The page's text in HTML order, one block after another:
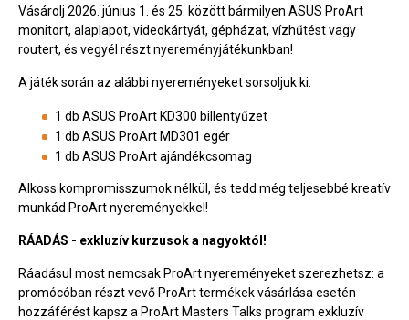
Vásárolj 2026. június 1. és 25. között bármilyen ASUS ProArt
monitort, alaplapot, videokártyát, gépházat, vízhűtést vagy
routert, és vegyél részt nyereményjátékunkban!
A játék során az alábbi nyereményeket sorsoljuk ki:
1 db ASUS ProArt KD300 billentyűzet
1 db ASUS ProArt MD301 egér
1 db ASUS ProArt ajándékcsomag
Alkoss kompromisszumok nélkül, és tedd még teljesebbé kreatív
munkád ProArt nyereményekkel!
RÁADÁS - exkluzív kurzusok a nagyoktól!
Ráadásul most nemcsak ProArt nyereményeket szerezhetsz: a
promócóban részt vevő ProArt termékek vásárlása esetén
hozzáférést kapsz a ProArt Masters Talks program exkluzív